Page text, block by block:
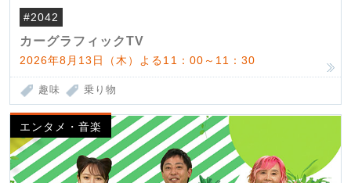
界観
#2042
カーグラフィックTV
2026年8月13日（木）よる11：00～11：30
趣味 乗り物
エンタメ・音楽